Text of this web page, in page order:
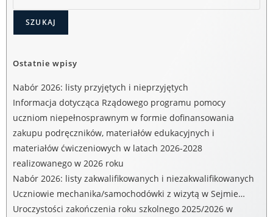
SZUKAJ
Ostatnie wpisy
Nabór 2026: listy przyjętych i nieprzyjętych
Informacja dotycząca Rządowego programu pomocy
uczniom niepełnosprawnym w formie dofinansowania
zakupu podręczników, materiałów edukacyjnych i
materiałów ćwiczeniowych w latach 2026-2028
realizowanego w 2026 roku
Nabór 2026: listy zakwalifikowanych i niezakwalifikowanych
Uczniowie mechanika/samochodówki z wizytą w Sejmie…
Uroczystości zakończenia roku szkolnego 2025/2026 w